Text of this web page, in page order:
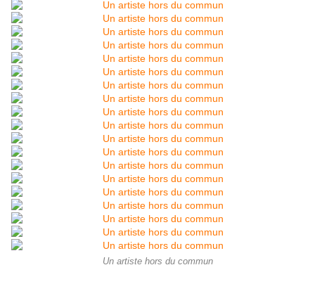
Un artiste hors du commun